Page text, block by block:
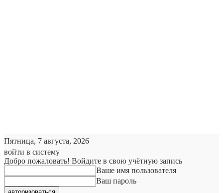
Пятница, 7 августа, 2026
войти в систему
Добро пожаловать! Войдите в свою учётную запись
Ваше имя пользователя
Ваш пароль